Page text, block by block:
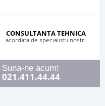
CONSULTANTA TEHNICA
acordata de specialistii nostri
ne acum!
021.411.44.44